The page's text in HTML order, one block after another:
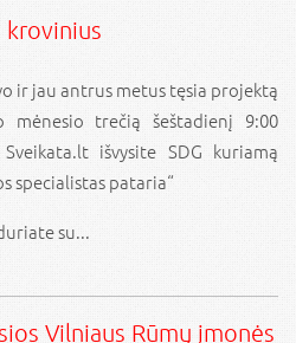
ir jau antrus metus tęsia projektą
mėnesio trečią šeštadienį 9:00
išvysite SDG kuriamą
specialistas pataria“
su...
Vilniaus Rūmų įmonės